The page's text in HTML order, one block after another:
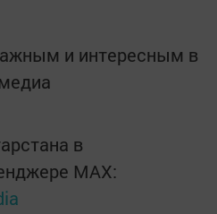
и интересным в
в
MАХ: